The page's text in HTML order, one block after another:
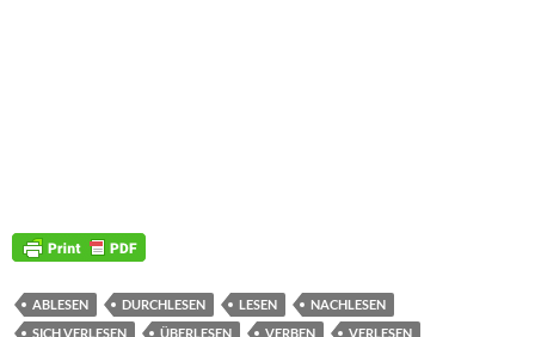
ABLESEN DURCHLESEN LESEN
NACHLESEN
SICH VERLESEN
ÜBERLESEN VERBEN
VERLESEN